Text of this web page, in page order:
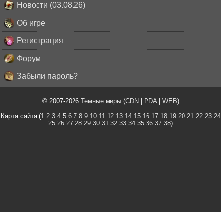
Новости (03.08.26)
Об игре
Регистрация
Форум
Забыли пароль?
© 2007-2026 Темные миры(CDN| PDA| WEB)
Карта сайта (1 2 3 4 5 6 7 8 9 10 11 12 13 14 15 16 17 18 19 20 21 22 23 24
25 26 27 28 29 30 31 32 33 34 35 36 37 38)